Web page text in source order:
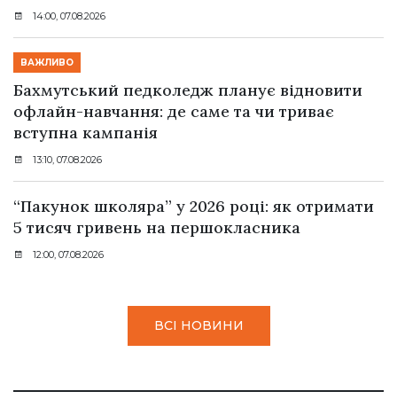
14:00, 07.08.2026
ВАЖЛИВО
Бахмутський педколедж планує відновити
офлайн-навчання: де саме та чи триває
вступна кампанія
13:10, 07.08.2026
“Пакунок школяра” у 2026 році: як отримати
5 тисяч гривень на першокласника
12:00, 07.08.2026
ВСІ НОВИНИ